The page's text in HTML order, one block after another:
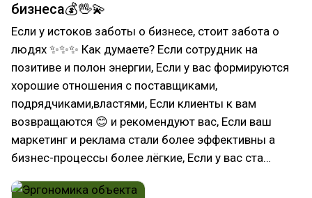
бизнеса💰🖖💫
Если у истоков заботы о бизнесе, стоит забота о
людях ✨✨✨ Как думаете? Если сотрудник на
позитиве и полон энергии, Если у вас формируются
хорошие отношения с поставщиками,
подрядчиками,властями, Если клиенты к вам
возвращаются 😊 и рекомендуют вас, Если ваш
маркетинг и реклама стали более эффективны а
бизнес-процессы более лёгкие, Если у вас ста…